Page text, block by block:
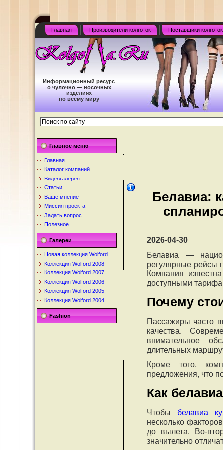
Главная Производители колготок Поставщики колготок
Информационный ресурс
о чулочно — носочных
изделиях
по всему миру
Главное меню
Главная
Каталог компаний
Видеогалерея
Статьи
Ваше мнение
Миссия проекта
Задать вопрос
Полезное
Галереи
Новая коллекция Wolford
Коллекция Wolford 2008
Коллекция Wolford 2007
Коллекция Wolford 2006
Коллекция Wolford 2005
Коллекция Wolford 2004
Fashion
Белавиа:
2026-04-30
Белавиа —
регулярные рейсы
Компания
доступными
Почему
Пассажиры часто
качества.
внимательное
длительных
Кроме того,
предложения, что
Как
Чтобы белавиа
несколько
до вылета. Во-
значительно